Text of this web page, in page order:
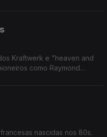
Kraftwerk e "heaven and
como Raymond
nascidas nos 80s.